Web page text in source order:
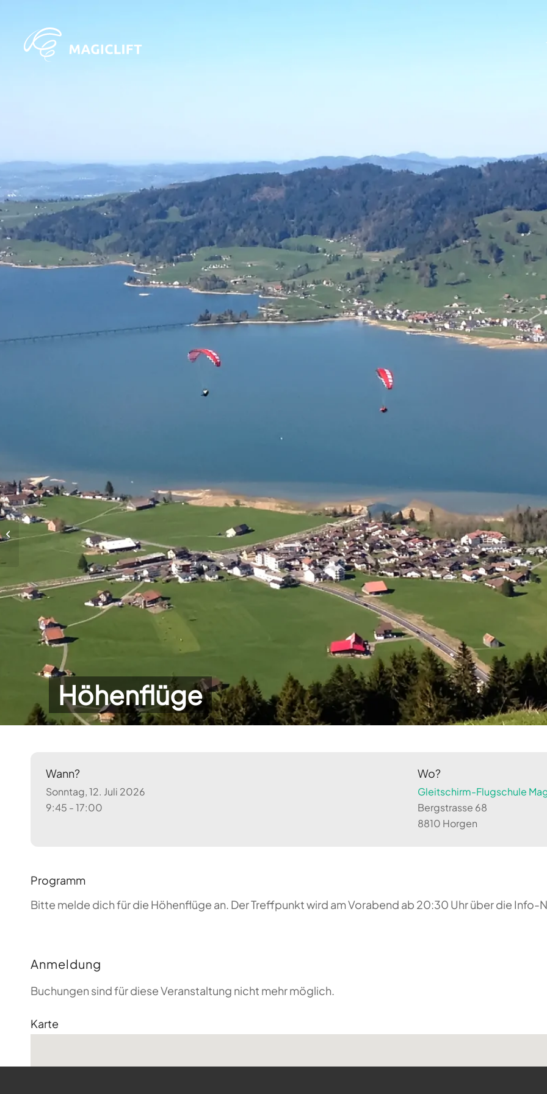
Höhenflüge
Wann?
Sonntag, 12. Juli 2026
9:45 - 17:00
Wo?
Gleitschirm-Flugschule
Bergstrasse 68
8810 Horgen
Programm
Bitte melde dich für die Höhenflüge an. Der Treffpunkt wird am Vorabend ab 20:30 Uhr über die Info-
Anmeldung
Buchungen sind für diese Veranstaltung nicht mehr möglich.
Karte
Höhenflüge